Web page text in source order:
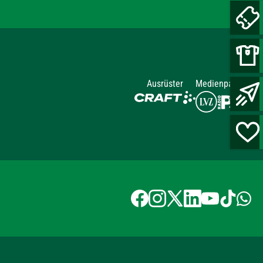
Ausrüster
Medienpartner